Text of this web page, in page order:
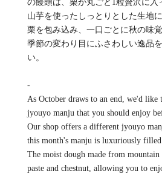
の饅頭は、栗が丸ごと1粒贅沢に入
山芋を使ったしっとりとした生地
栗を包み込み、一口ごとに秋の味
季節の変わり目にふさわしい逸品
い。
-
As October draws to an end, we'd like
jyouyo manju that you should enjoy
Our shop offers a different jyouyo
this month's manju is luxuriously
The moist dough made from mountain
paste and chestnut, allowing you to